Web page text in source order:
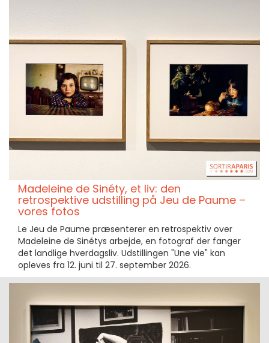
Madeleine de Sinéty, et liv: den
retrospektive udstilling på Jeu de Paume –
vores fotos
Le Jeu de Paume præsenterer en retrospektiv over
Madeleine de Sinétys arbejde, en fotograf der fanger
det landlige hverdagsliv. Udstillingen "Une vie" kan
opleves fra 12. juni til 27. september 2026.